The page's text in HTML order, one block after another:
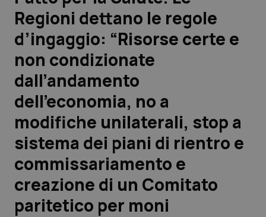
Studi e Analisi
Lettere al direttore
Edizioni Regionali
QS Pro
Professionisti Sanitari.AI
Abruzzo
Basilicata
QS Pro Gold
Artrite & artrosi
QS Club Newsletter
Regioni dettano le regole
d’ingaggio: “Risorse certe e
non condizionate
dall’andamento
dell’economia, no a
modifiche unilaterali, stop a
sistema dei piani di rientro e
commissariamento e
creazione di un Comitato
paritetico per moni